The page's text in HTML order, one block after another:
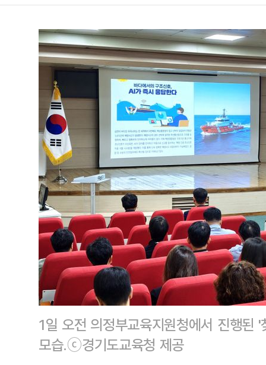
1일 오전 의정부교육지원청에서 진행된
모습.ⓒ경기도교육청 제공